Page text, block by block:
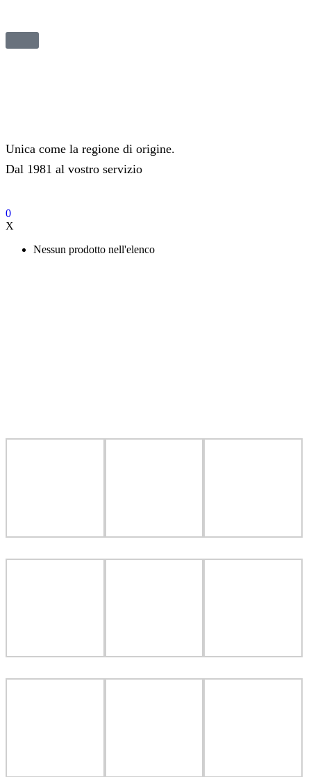
Unica come la regione di origine.
Dal 1981 al vostro servizio
0
X
Nessun prodotto nell'elenco